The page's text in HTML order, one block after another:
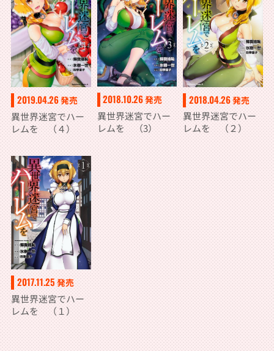
2019.04.26発売
異世界迷宮でハー
レムを （４）
2018.10.26発売
異世界迷宮でハー
レムを （3）
2018.04.26発売
異世界迷宮でハー
レムを （２）
2017.11.25 発売
異世界迷宮でハー
レムを （１）